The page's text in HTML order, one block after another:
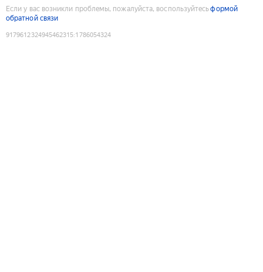
Если у вас возникли проблемы, пожалуйста, воспользуйтесьформой
обратной связи
9179612324945462315:1786054324